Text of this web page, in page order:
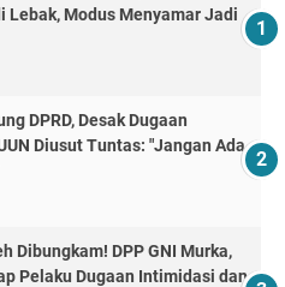
Lebak, Modus Menyamar Jadi
DPRD, Desak Dugaan
Diusut Tuntas: "Jangan Ada
Dibungkam! DPP GNI Murka,
Pelaku Dugaan Intimidasi dan